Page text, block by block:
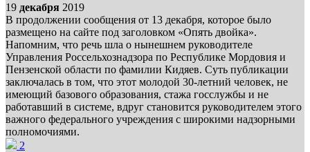
19 декабря 2019
В продолжении сообщения от 13 декабря, которое было
размещено на сайте под заголовком «Опять двойка».
Напомним, что речь шла о нынешнем руководителе
Управления Россельхознадзора по Республике Мордовия и
Пензенской области по фамилии Кидяев. Суть публикации
заключалась в том, что этот молодой 30-летний человек, не
имеющий базового образования, стажа госслужбы и не
работавший в системе, вдруг становится руководителем этого
важного федерального учреждения с широкими надзорными
полномочиями.
2